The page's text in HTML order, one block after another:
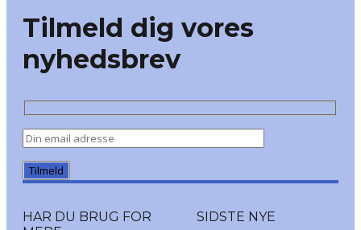
Tilmeld dig vores
nyhedsbrev
HAR DU BRUG FOR
SIDSTE NYE